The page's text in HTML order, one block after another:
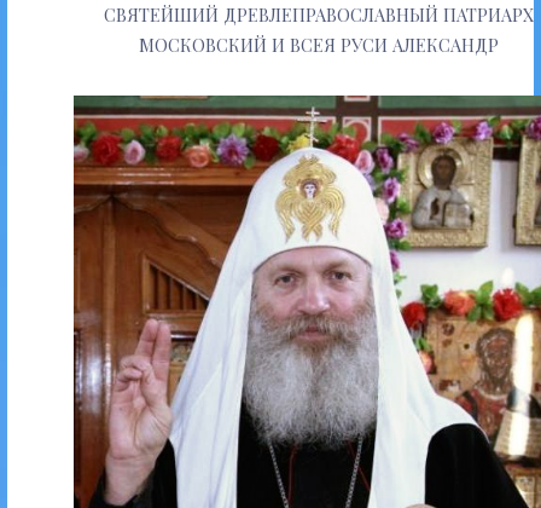
СВЯТЕЙШИЙ ДРЕВЛЕПРАВОСЛАВНЫЙ ПАТРИАРХ
МОСКОВСКИЙ И ВСЕЯ РУСИ АЛЕКСАНДР